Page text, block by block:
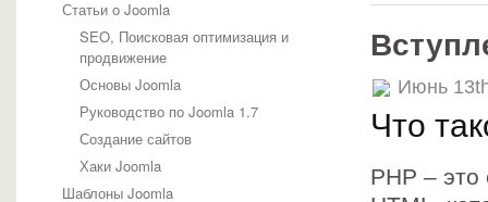
Статьи о Joomla
SEO, Поисковая оптимизация и
продвижение
Основы Joomla
Руководство по Joomla 1.7
Создание сайтов
Хаки Joomla
Шаблоны Joomla
Июнь
Что
PHP –